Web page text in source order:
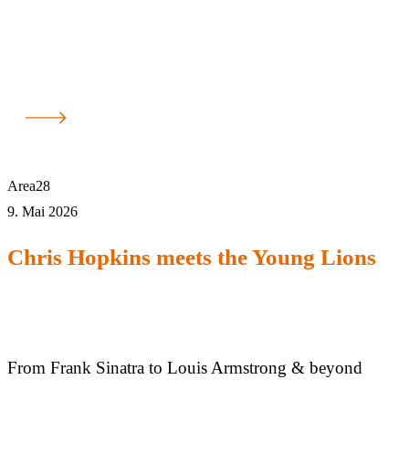
Area28
9. Mai 2026
Chris Hopkins meets the Young Lions
From Frank Sinatra to Louis Armstrong & beyond